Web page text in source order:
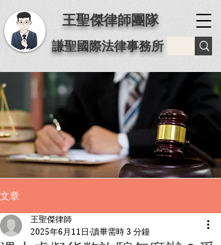
王聖傑律師團隊
謙聖國際法律事務所
文章
王聖傑律師
2025年6月11日 讀畢需時 3 分鐘